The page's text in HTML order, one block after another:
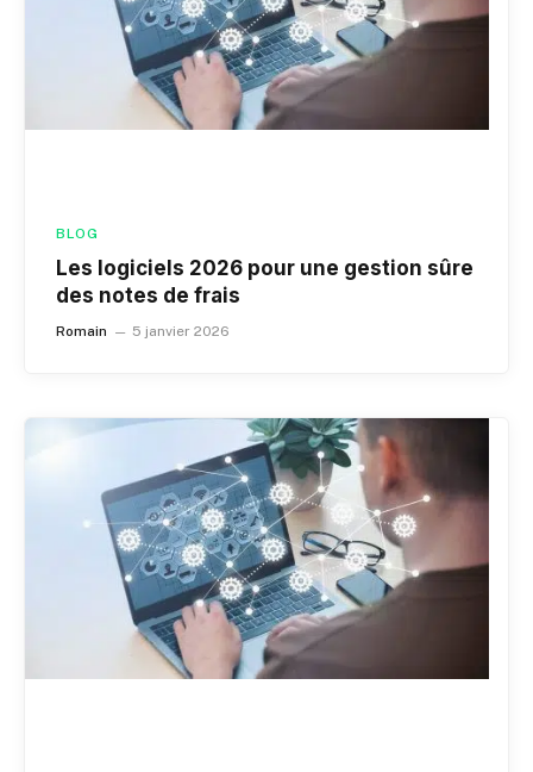
BLOG
Les logiciels 2026 pour une gestion sûre
des notes de frais
Romain 5 janvier 2026